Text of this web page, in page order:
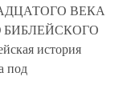
ВЕКА
история
под